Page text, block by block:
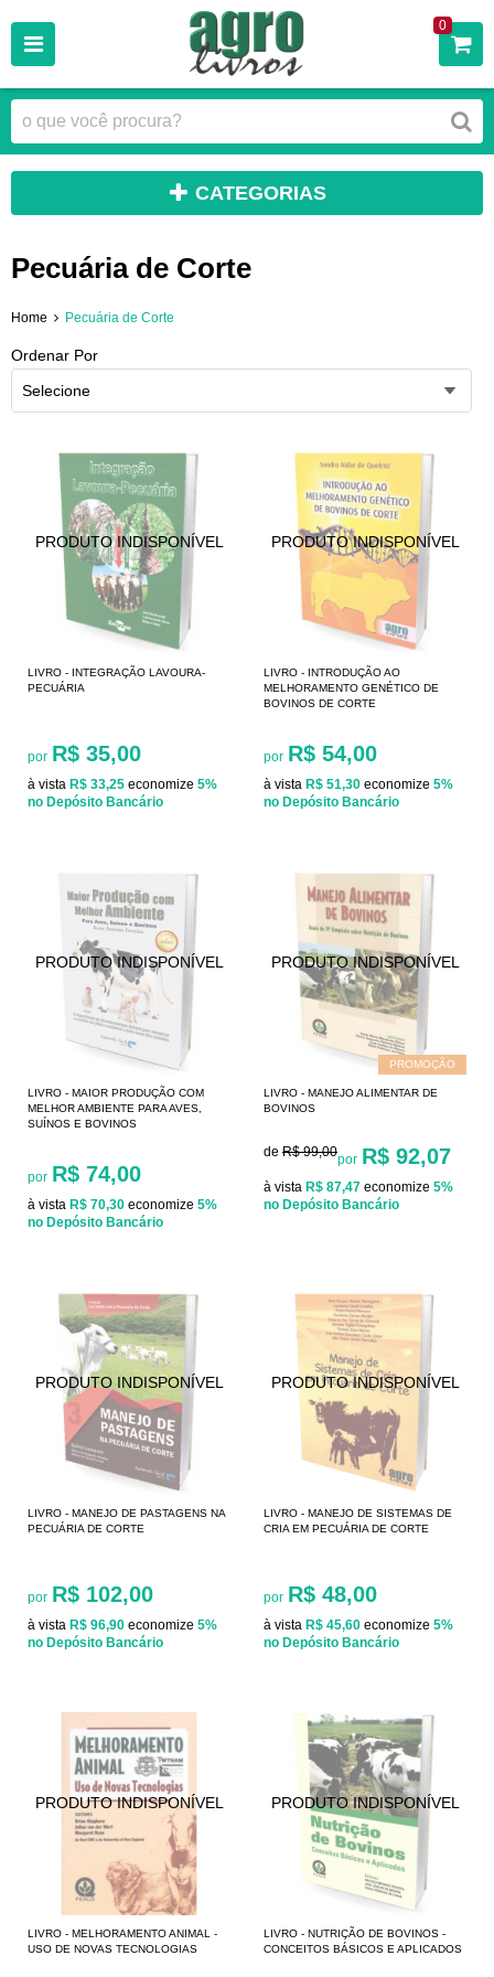
0
CATEGORIAS
Pecuária de Corte
Home Pecuária de Corte
Ordenar Por
Selecione
LIVRO - INTEGRAÇÃO LAVOURA-
PECUÁRIA
por R$ 35,00
à vista R$ 33,25 economize 5%
no Depósito Bancário
LIVRO - INTRODUÇÃO AO
MELHORAMENTO GENÉTICO DE
BOVINOS DE CORTE
por R$ 54,00
à vista R$ 51,30 economize 5%
no Depósito Bancário
LIVRO - MAIOR PRODUÇÃO COM
MELHOR AMBIENTE PARA AVES,
SUÍNOS E BOVINOS
por R$ 74,00
à vista R$ 70,30 economize 5%
no Depósito Bancário
PROMOÇÃO
LIVRO - MANEJO ALIMENTAR DE
BOVINOS
de R$ 99,00por R$ 92,07
à vista R$ 87,47 economize 5%
no Depósito Bancário
LIVRO - MANEJO DE PASTAGENS NA
PECUÁRIA DE CORTE
por R$ 102,00
à vista R$ 96,90 economize 5%
no Depósito Bancário
LIVRO - MANEJO DE SISTEMAS DE
CRIA EM PECUÁRIA DE CORTE
por R$ 48,00
à vista R$ 45,60 economize 5%
no Depósito Bancário
LIVRO - MELHORAMENTO ANIMAL -
USO DE NOVAS TECNOLOGIAS
LIVRO - NUTRIÇÃO DE BOVINOS -
CONCEITOS BÁSICOS E APLICADOS